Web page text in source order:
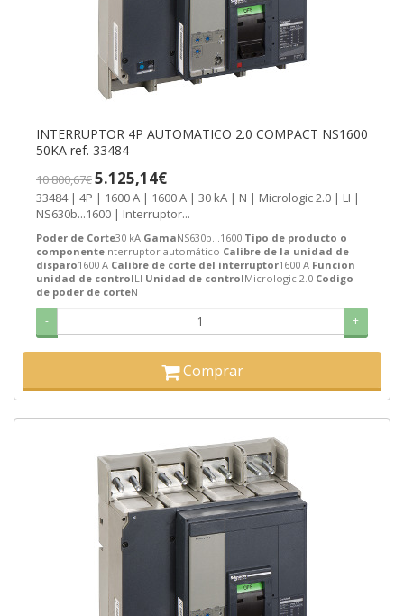
INTERRUPTOR 4P AUTOMATICO 2.0 COMPACT NS1600
50KA ref. 33484
10.800,67€5.125,14€
33484 | 4P | 1600 A | 1600 A | 30 kA | N | Micrologic 2.0 | LI |
NS630b...1600 | Interruptor...
Poder de Corte30 kA GamaNS630b...1600 Tipo de producto o
componenteInterruptor automático Calibre de la unidad de
disparo1600 A Calibre de corte del interruptor1600 A Funcion
unidad de controlLI Unidad de controlMicrologic 2.0 Codigo
de poder de corteN
- +
Comprar